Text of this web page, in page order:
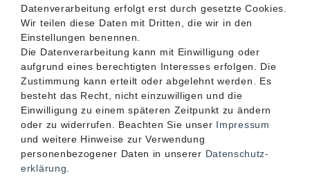
KONTAKT
Datenverarbeitung erfolgt erst durch gesetzte Cookies.
Wir teilen diese Daten mit Dritten, die wir in den
Einstellungen benennen.
Die Datenverarbeitung kann mit Einwilligung oder
aufgrund eines berechtigten Interesses erfolgen. Die
Zustimmung kann erteilt oder abgelehnt werden. Es
besteht das Recht, nicht einzuwilligen und die
Einwilligung zu einem späteren Zeitpunkt zu ändern
oder zu widerrufen. Beachten Sie unser Impressum
und weitere Hinweise zur Verwendung
personenbezogener Daten in unserer Daten­schutz­
erklärung